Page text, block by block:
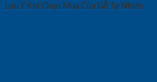
Lưu Ý Khi Chọn Mua Cửa Gỗ Tự Nhiên